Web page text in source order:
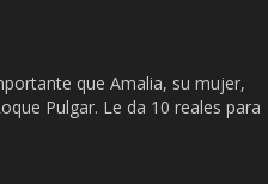
que Amalia, su mujer,
Pulgar. Le da 10 reales para